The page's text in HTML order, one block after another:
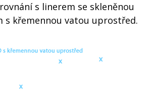
s linerem se skleněnou
s křemennou vatou uprostřed.